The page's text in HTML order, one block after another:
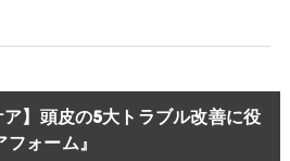
ア】頭皮の5大トラブル改善に役
ォーム』